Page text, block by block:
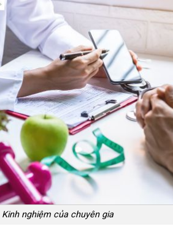
Kinh nghiệm của chuyên gia